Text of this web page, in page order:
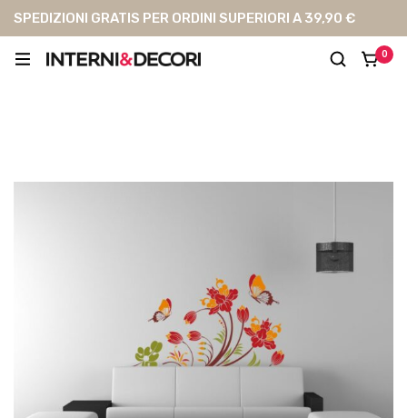
SPEDIZIONI GRATIS PER ORDINI SUPERIORI A 39,90 €
0